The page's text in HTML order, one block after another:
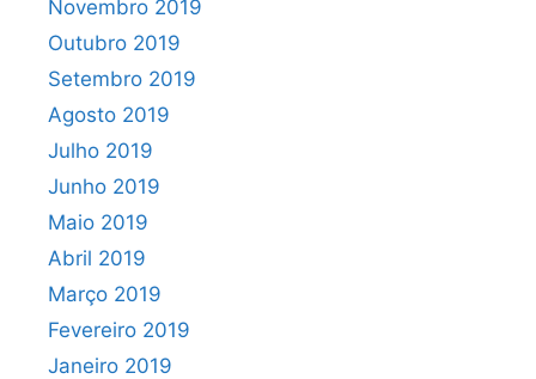
Novembro 2019
Outubro 2019
Setembro 2019
Agosto 2019
Julho 2019
Junho 2019
Maio 2019
Abril 2019
Março 2019
Fevereiro 2019
Janeiro 2019